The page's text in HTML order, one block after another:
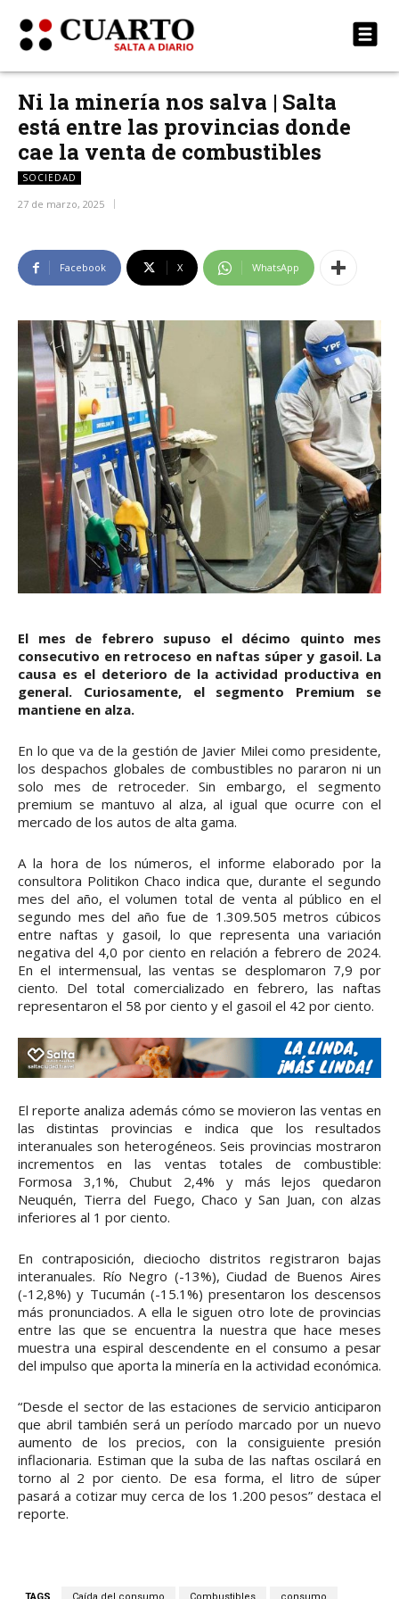
Ni la minería nos salva | Salta
está entre las provincias donde
cae la venta de combustibles
SOCIEDAD
27 de marzo, 2025
Facebook X WhatsApp
El mes de febrero supuso el décimo quinto mes
consecutivo en retroceso en naftas súper y gasoil. La
causa es el deterioro de la actividad productiva en
general. Curiosamente, el segmento Premium se
mantiene en alza.
En lo que va de la gestión de Javier Milei como presidente,
los despachos globales de combustibles no pararon ni un
solo mes de retroceder. Sin embargo, el segmento
premium se mantuvo al alza, al igual que ocurre con el
mercado de los autos de alta gama.
A la hora de los números, el informe elaborado por la
consultora Politikon Chaco indica que, durante el segundo
mes del año, el volumen total de venta al público en el
segundo mes del año fue de 1.309.505 metros cúbicos
entre naftas y gasoil, lo que representa una variación
negativa del 4,0 por ciento en relación a febrero de 2024.
En el intermensual, las ventas se desplomaron 7,9 por
ciento. Del total comercializado en febrero, las naftas
representaron el 58 por ciento y el gasoil el 42 por ciento.
El reporte analiza además cómo se movieron las ventas en
las distintas provincias e indica que los resultados
interanuales son heterogéneos. Seis provincias mostraron
incrementos en las ventas totales de combustible:
Formosa 3,1%, Chubut 2,4% y más lejos quedaron
Neuquén, Tierra del Fuego, Chaco y San Juan, con alzas
inferiores al 1 por ciento.
En contraposición, dieciocho distritos registraron bajas
interanuales. Río Negro (-13%), Ciudad de Buenos Aires
(-12,8%) y Tucumán (-15.1%) presentaron los descensos
más pronunciados. A ella le siguen otro lote de provincias
entre las que se encuentra la nuestra que hace meses
muestra una espiral descendente en el consumo a pesar
del impulso que aporta la minería en la actividad económica.
“Desde el sector de las estaciones de servicio anticiparon
que abril también será un período marcado por un nuevo
aumento de los precios, con la consiguiente presión
inflacionaria. Estiman que la suba de las naftas oscilará en
torno al 2 por ciento. De esa forma, el litro de súper
pasará a cotizar muy cerca de los 1.200 pesos” destaca el
reporte.